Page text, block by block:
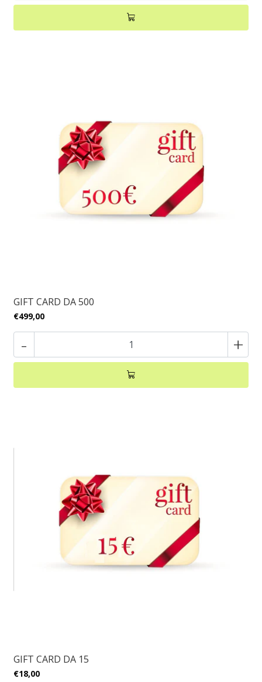
GIFT CARD DA 500
€499,00
- +
GIFT CARD DA 15
€18,00